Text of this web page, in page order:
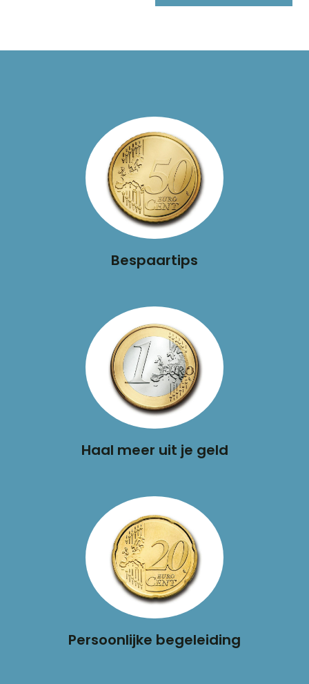
Bespaartips
Haal meer uit je geld
Persoonlijke begeleiding